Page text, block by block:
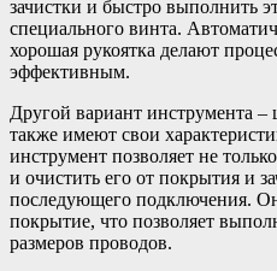
зачистки и быстро выполнить
специального винта.
хорошая рукоятка делают
эффективным.
Другой вариант инструмента
также имеют свои
инструмент позволяет не
и очистить его от покрытия и
последующего подключения.
покрытие, что позволяет
размеров проводов.